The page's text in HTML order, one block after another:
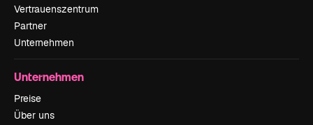
Vertrauenszentrum
Partner
Unternehmen
Unternehmen
Preise
Über uns